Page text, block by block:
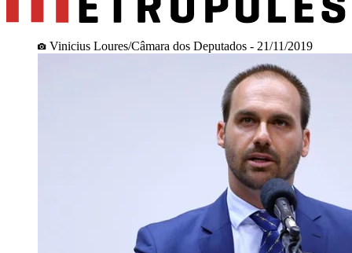
Vinicius Loures/Câmara dos Deputados - 21/11/2019